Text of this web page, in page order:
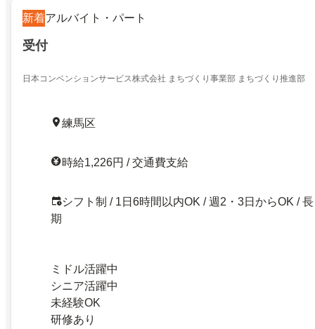
新着アルバイト・パート
受付
日本コンベンションサービス株式会社 まちづくり事業部 まちづくり推進部
練馬区
時給1,226円 / 交通費支給
シフト制 / 1日6時間以内OK / 週2・3日からOK / 長
期
ミドル活躍中
シニア活躍中
未経験OK
研修あり